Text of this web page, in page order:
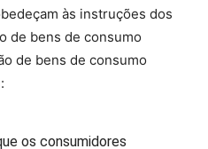
às instruções dos
de bens de consumo
de bens de consumo
:
consumidores